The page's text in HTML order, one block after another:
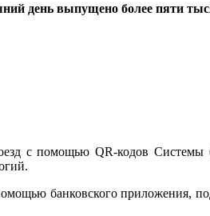
день выпущено более пяти
с помощью QR-кодов
банковского